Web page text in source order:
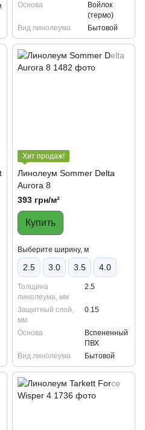
Основа
Войлок
(термо)
Вид линолеума
Бытовой
Хит продаж!
Линолеум Sommer Delta
Aurora 8
393 грн/м²
Купить
Выберите ширину, м
2.5 3.0 3.5 4.0
Толщина
линолеума, мм
2.5
Защитный слой,
мм
0.15
Основа
Вспененный
ПВХ
Вид линолеума
Бытовой